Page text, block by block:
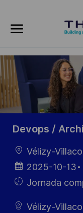
-
Devops /
Ubicación
Vélizy-
Fecha de
publicación
2025-10-13
HiringJornada
Vélizy-